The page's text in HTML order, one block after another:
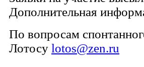
Дополнительная
По вопросам
Лотосу lotos@zen.ru